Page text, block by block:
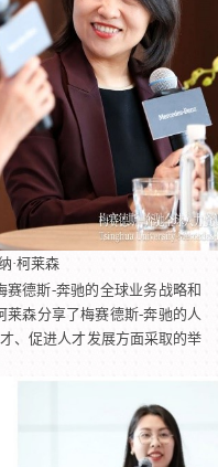
·柯莱森
赛德斯-奔驰的全球业务战略和
莱森分享了梅赛德斯-奔驰的人
、促进人才发展方面采取的举